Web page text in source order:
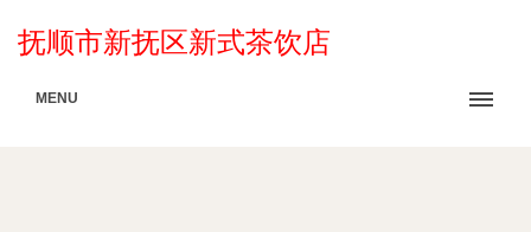
抚顺市新抚区新式茶饮店
MENU